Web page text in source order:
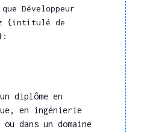
Développeur
{intitulé de
diplôme en
en ingénierie
dans un domaine